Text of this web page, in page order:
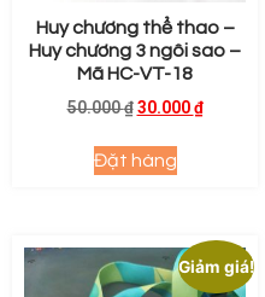
Huy chương thể thao –
Huy chương 3 ngôi sao –
Mã HC-VT-18
50.000₫ 30.000₫
Đặt hàng
Giảm giá!